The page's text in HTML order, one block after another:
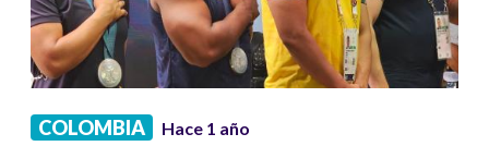
COLOMBIA Hace 1 año